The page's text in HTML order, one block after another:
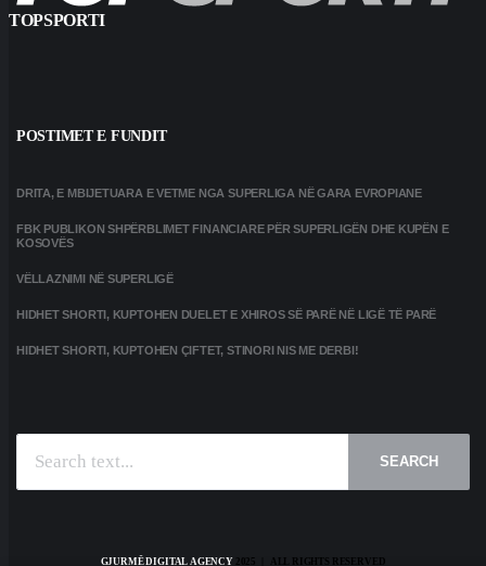
TOPSPORTI
POSTIMET E FUNDIT
DRITA, E MBIJETUARA E VETME NGA SUPERLIGA NË GARA EVROPIANE
FBK PUBLIKON SHPËRBLIMET FINANCIARE PËR SUPERLIGËN DHE KUPËN E
KOSOVËS
VËLLAZNIMI NË SUPERLIGË
HIDHET SHORTI, KUPTOHEN DUELET E XHIROS SË PARË NË LIGË TË PARË
HIDHET SHORTI, KUPTOHEN ÇIFTET, STINORI NIS ME DERBI!
SEARCH
GJURMË DIGITAL AGENCY2025 | ALL RIGHTS RESERVED